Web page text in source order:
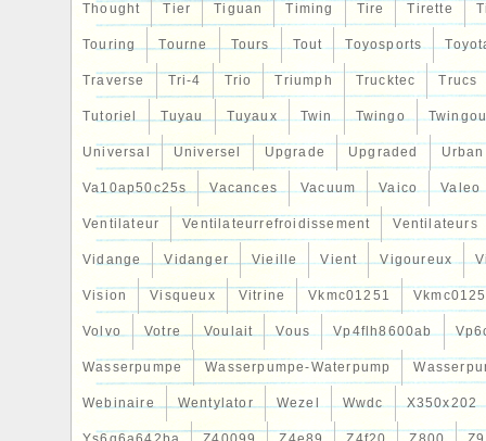
Thought Tier Tiguan Timing Tire Tirette
Touring Tourne Tours Tout Toyosports
Traverse Tri-4 Trio Triumph Trucktec Trucs
Tutoriel Tuyau Tuyaux Twin Twingo
Universal Universel Upgrade Upgraded Urban
Va10ap50c25s Vacances Vacuum Vaico Valeo
Ventilateur Ventilateurrefroidissement Ventilateurs
Vidange Vidanger Vieille Vient Vigoureux
Vision Visqueux Vitrine Vkmc01251
Volvo Votre Voulait Vous Vp4flh8600ab
Wasserpumpe Wasserpumpe-Waterpump
Webinaire Wentylator Wezel Wwdc X350x202